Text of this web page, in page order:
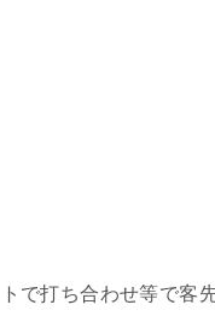
打ち合わせ等で客